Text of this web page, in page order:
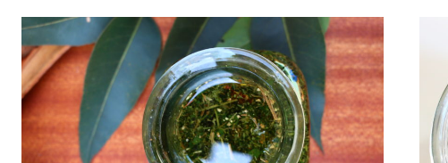
L’EAU
AROMATIQUE
VÉTIVER
AFRICAIN